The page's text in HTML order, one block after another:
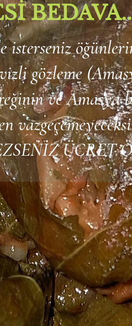
isterseniz
gözleme
ve Amasya
ÜCRET